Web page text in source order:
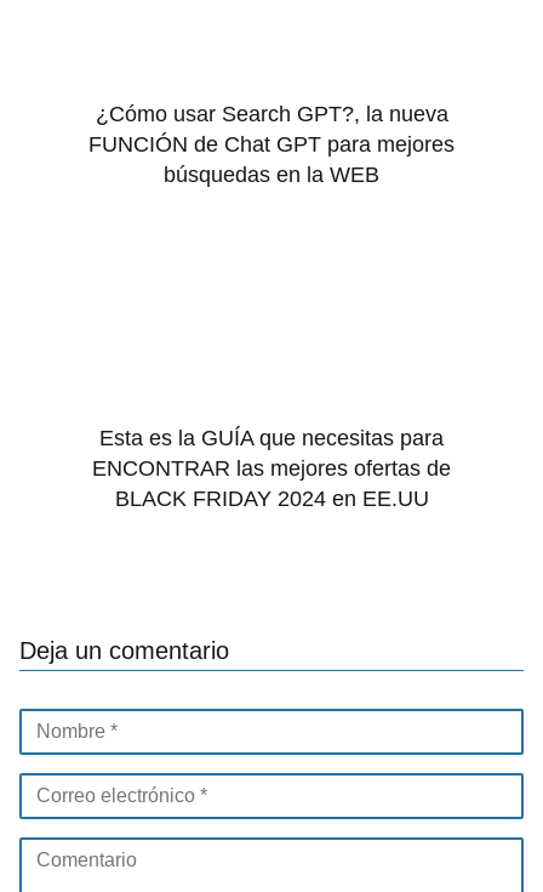
¿Cómo usar Search GPT?, la nueva
FUNCIÓN de Chat GPT para mejores
búsquedas en la WEB
Esta es la GUÍA que necesitas para
ENCONTRAR las mejores ofertas de
BLACK FRIDAY 2024 en EE.UU
Deja un comentario